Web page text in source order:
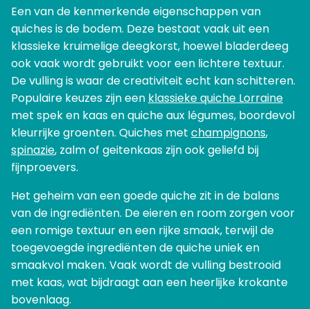
Een van de kenmerkende eigenschappen van
quiches is de bodem. Deze bestaat vaak uit een
klassieke kruimelige deegkorst, hoewel bladerdeeg
ook vaak wordt gebruikt voor een lichtere textuur.
De vulling is waar de creativiteit echt kan schitteren.
Populaire keuzes zijn een klassieke quiche Lorraine
met spek en kaas en quiche aux légumes, boordevol
kleurrijke groenten. Quiches met champignons,
spinazie, zalm of geitenkaas zijn ook geliefd bij
fijnproevers.
Het geheim van een goede quiche zit in de balans
van de ingrediënten. De eieren en room zorgen voor
een romige textuur en een rijke smaak, terwijl de
toegevoegde ingrediënten de quiche uniek en
smaakvol maken. Vaak wordt de vulling bestrooid
met kaas, wat bijdraagt aan een heerlijke krokante
bovenlaag.